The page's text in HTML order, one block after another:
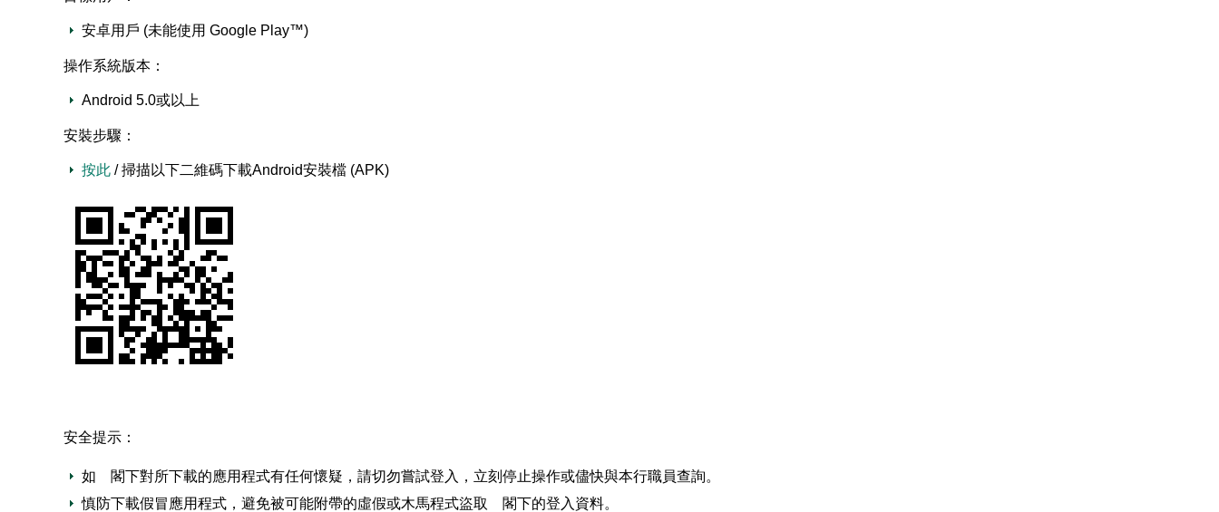
安卓用戶 (未能使用 Google Play™)
操作系統版本：
Android 5.0或以上
安裝步驟：
按此 / 掃描以下二維碼下載Android安裝檔 (APK)
安全提示：
如 閣下對所下載的應用程式有任何懷疑，請切勿嘗試登入，立刻停止操作或儘快與本行職員查詢。
慎防下載假冒應用程式，避免被可能附帶的虛假或木馬程式盜取 閣下的登入資料。